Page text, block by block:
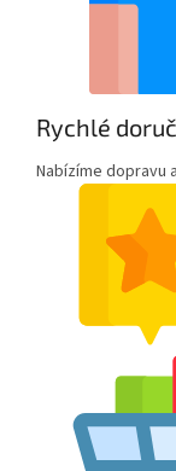
Rychlé
Nabízíme dopravu